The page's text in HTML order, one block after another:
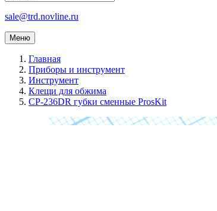
sale@trd.novline.ru
Меню
Главная
Приборы и инструмент
Инструмент
Клещи для обжима
CP-236DR губки сменные ProsKit